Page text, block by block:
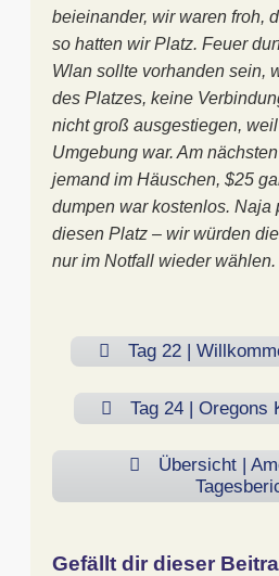
beieinander, wir waren froh,
so hatten wir Platz. Feuer
Wlan sollte vorhanden sein,
des Platzes, keine
nicht groß ausgestiegen,
Umgebung war. Am
jemand im Häuschen, $25
dumpen war kostenlos. Naja
diesen Platz – wir würden
nur im Notfall wieder wählen.
Tag 22 |
Tag 24 | Oregons
Übersicht |
Gefällt dir dieser